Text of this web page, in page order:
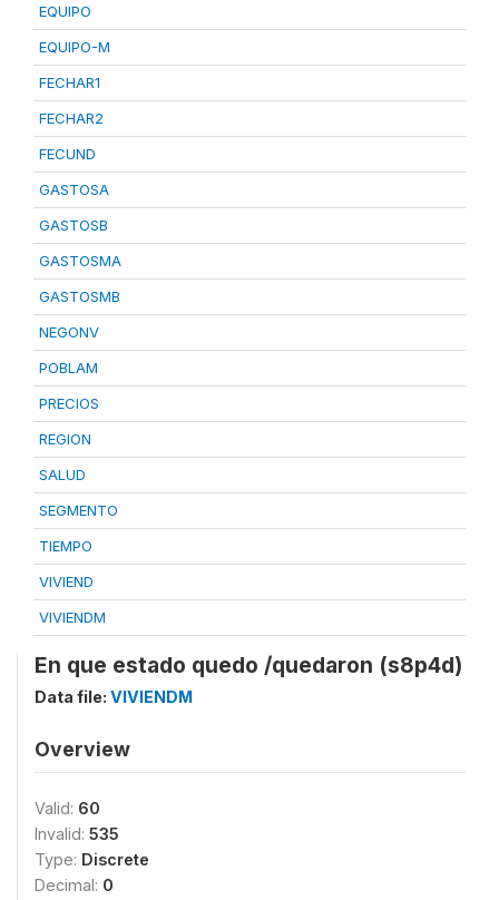
EQUIPO
EQUIPO-M
FECHAR1
FECHAR2
FECUND
GASTOSA
GASTOSB
GASTOSMA
GASTOSMB
NEGONV
POBLAM
PRECIOS
REGION
SALUD
SEGMENTO
TIEMPO
VIVIEND
VIVIENDM
En que estado quedo /quedaron (s8p4d)
Data file: VIVIENDM
Overview
Valid: 60
Invalid: 535
Type: Discrete
Decimal: 0